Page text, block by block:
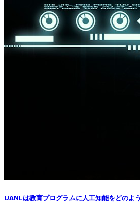
UANLは教育プログラムに人工知能をどのよ